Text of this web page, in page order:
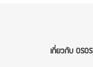
เกี่ยวกับ OSOS